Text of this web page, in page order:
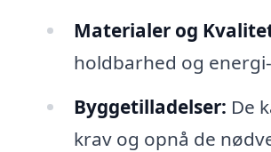
Materialer og
holdbarhed og
Byggetilladelser: De
krav og opnå de